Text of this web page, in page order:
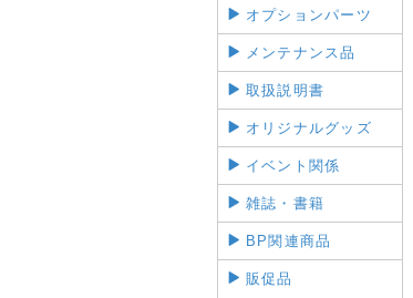
オプションパーツ
メンテナンス品
取扱説明書
オリジナルグッズ
イベント関係
雑誌・書籍
BP関連商品
販促品